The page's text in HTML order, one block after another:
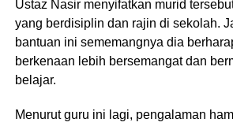
Ustaz Nasir menyifatkan murid
yang berdisiplin dan rajin di sekolah.
bantuan ini sememangnya dia
berkenaan lebih bersemangat dan
belajar.
Menurut guru ini lagi, pengalaman